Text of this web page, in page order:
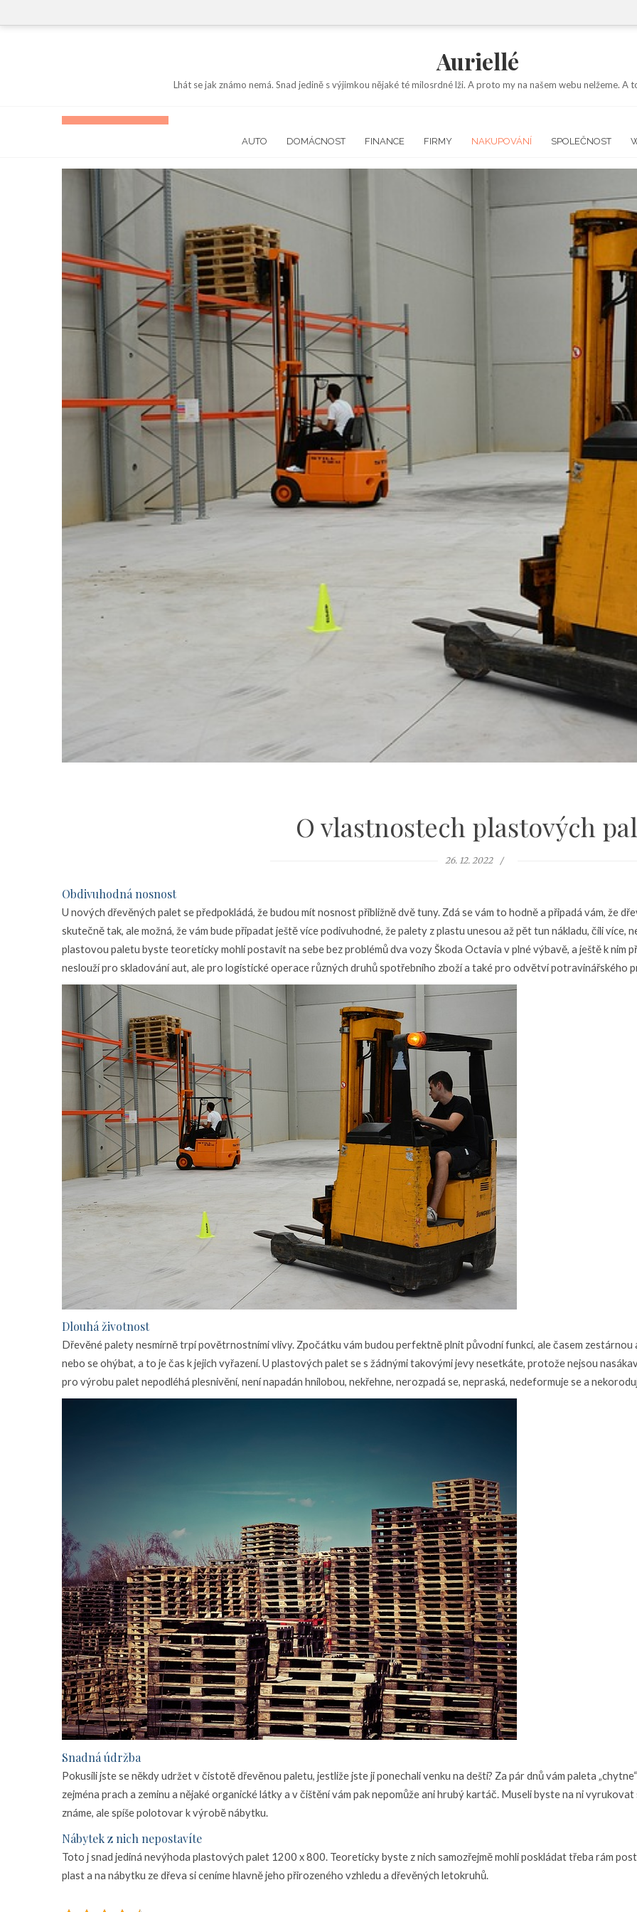
to
Auriellé
Lhát se jak známo nemá. Snad jedině s výjimkou nějaké té milosrdné lži. A proto my na našem webu nelžeme. A
AUTO DOMÁCNOST FINANCE FIRMY NAKUPOVÁNÍ SPOLEČNOST
O vlastnostech plastových
26. 12. 2022
Obdivuhodná nosnost
U nových dřevěných palet se předpokládá, že budou mít nosnost přibližně dvě tuny. Zdá se vám to hodně a připadá vám, že
skutečně tak, ale možná, že vám bude připadat ještě více podivuhodné, že palety z plastu unesou až pět tun nákladu, čili více,
plastovou paletu byste teoreticky mohli postavit na sebe bez problémů dva vozy Škoda Octavia v plné výbavě, a ještě k
neslouží pro skladování aut, ale pro logistické operace různých druhů spotřebního zboží a také pro odvětví potravinářského
Dlouhá životnost
Dřevěné palety nesmírně trpí povětrnostními vlivy. Zpočátku vám budou perfektně plnit původní funkci, ale časem
nebo se ohýbat, a to je čas k jejich vyřazení. U plastových palet se s žádnými takovými jevy nesetkáte, protože nejsou
pro výrobu palet nepodléhá plesnivění, není napadán hnilobou, nekřehne, nerozpadá se, nepraská, nedeformuje se a
Snadná údržba
Pokusili jste se někdy udržet v čistotě dřevěnou paletu, jestliže jste ji ponechali venku na dešti? Za pár dnů vám paleta
zejména prach a zeminu a nějaké organické látky a v čištění vám pak nepomůže ani hrubý kartáč. Museli byste na ni
známe, ale spíše polotovar k výrobě nábytku.
Nábytek z nich nepostavíte
Toto j snad jediná nevýhoda plastových palet 1200 x 800. Teoreticky byste z nich samozřejmě mohli poskládat třeba rám
plast a na nábytku ze dřeva si ceníme hlavně jeho přirozeného vzhledu a dřevěných letokruhů.